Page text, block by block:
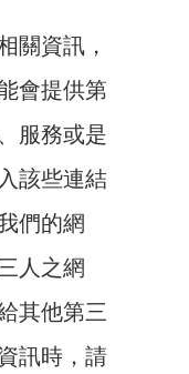
關資訊，
會提供第
服務或是
該些連結
們的網
人之網
其他第三
訊時，請